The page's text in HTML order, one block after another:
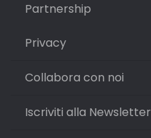
Partnership
Privacy
Collabora con noi
Iscriviti alla Newsletter